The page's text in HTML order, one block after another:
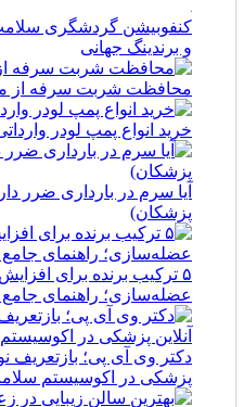
کنفوبیشن گردشگری
و برندینگ جهانی
محافظت شربت سرفه از
خرید انواع پمپ لودر
آیا سرم در بارداری ضرر
پزشکان)
۵ ترکیب برنده برای
عضله‌سازی؛ راهنمای
دکتر وی آی پی؛ بازتعریف
پزشکی در اکوسیستم